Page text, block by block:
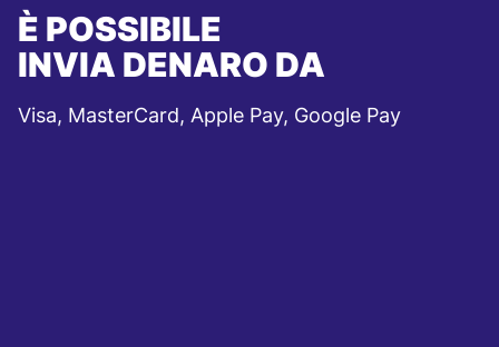
È POSSIBILE
INVIA DENARO DA
Visa, MasterCard, Apple Pay, Google Pay